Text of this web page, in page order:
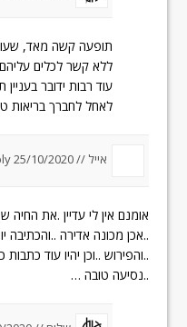
תופעה קשה מאד,
ללא קשר לכלים
עוד רבות ידובר
לאחל לחברך בריאות
אייל //25/10/2020 um 6:48
אומנם אין לי עדיין .את החיה
..אכן מכונה אדירה ..והכתיבה
..והפירוש ..וכן יהיו עוד
..נסיעה טובה …